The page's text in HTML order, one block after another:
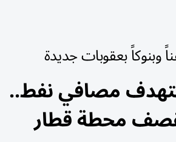
وبنوكاً بعقوبات جديدة
مصافي نفط..
محطة قطار